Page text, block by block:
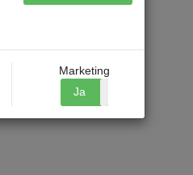
Marketing
Ja